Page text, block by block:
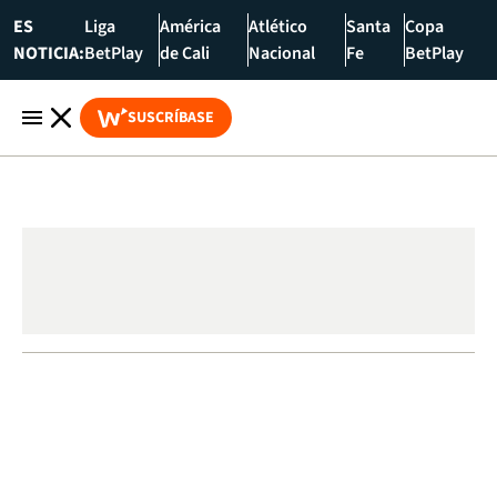
ES
NOTICIA:
Liga
BetPlay
América
de Cali
Atlético
Nacional
Santa
Fe
Copa
BetPlay
SUSCRÍBASE